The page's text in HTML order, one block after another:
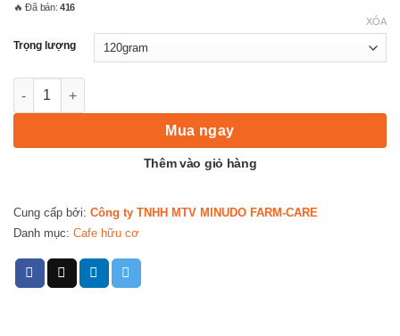
🔥 Đã bán: 416
Trọng lượng
XÓA
Cà phê phin giấy AEROCO nguyên chất 100% rang mộc hậu
Mua ngay
Thêm vào giỏ hàng
Cung cấp bởi: Công ty TNHH MTV MINUDO FARM-CARE
Danh mục: Cafe hữu cơ